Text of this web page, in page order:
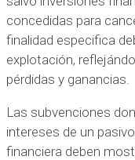
concedidas para
finalidad especifica
explotación,
pérdidas y ganancias.
Las subvenciones
intereses de un
financiera deben